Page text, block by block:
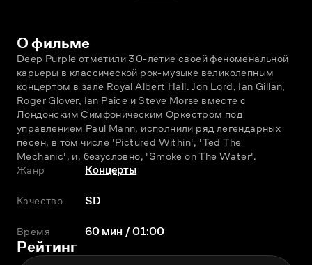
О фильме
Deep Purple отметили 30-летие своей феноменальной
карьеры в классической рок-музыке великолепным
концертом в зале Royal Albert Hall. Jon Lord, Ian Gillan,
Roger Glover, Ian Paice и Steve Morse вместе с
Лондонским Симфоническим Оркестром под
управлением Paul Mann, исполнили ряд легендарных
песен, в том числе 'Pictured Within', 'Ted The
Mechanic', и, безусловно, 'Smoke on The Water'.
Жанр
Концерты
Качество SD
Время 60 мин / 01:00
Рейтинг